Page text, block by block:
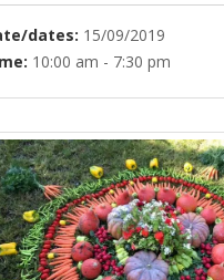
dates: 15/09/2019
10:00 am - 7:30 pm